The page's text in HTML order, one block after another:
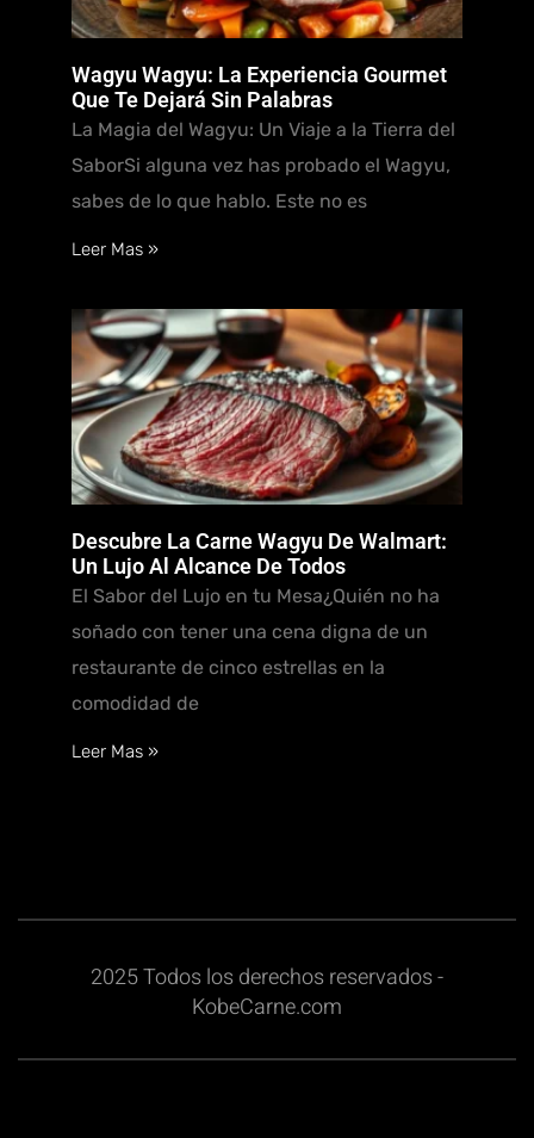
Wagyu Wagyu: La Experiencia Gourmet
Que Te Dejará Sin Palabras
La Magia del Wagyu: Un Viaje a la Tierra del
SaborSi alguna vez has probado el Wagyu,
sabes de lo que hablo. Este no es
Leer Mas »
Descubre La Carne Wagyu De Walmart:
Un Lujo Al Alcance De Todos
El Sabor del Lujo en tu Mesa¿Quién no ha
soñado con tener una cena digna de un
restaurante de cinco estrellas en la
comodidad de
Leer Mas »
2025 Todos los derechos reservados -
KobeCarne.com